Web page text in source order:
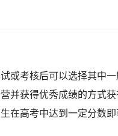
或考核后可以选择其中一
并获得优秀成绩的方式获
在高考中达到一定分数即